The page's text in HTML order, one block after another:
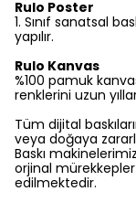
Rulo Poster
1.⁠ ⁠Sınıf sanatsal
yapılır.
Rulo Kanvas
%100 pamuk
renklerini uzun
Tüm dijital
veya doğaya
Baskı
orjinal
edilmektedir.